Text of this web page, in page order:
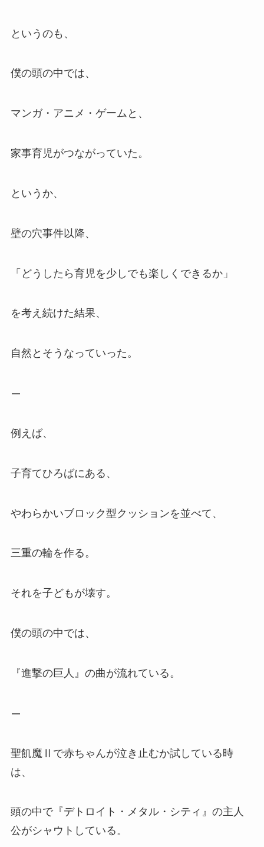
というのも、
僕の頭の中では、
マンガ・アニメ・ゲームと、
家事育児がつながっていた。
というか、
壁の穴事件以降、
「どうしたら育児を少しでも楽しくできるか」
を考え続けた結果、
自然とそうなっていった。
—
例えば、
子育てひろばにある、
やわらかいブロック型クッションを並べて、
三重の輪を作る。
それを子どもが壊す。
僕の頭の中では、
『進撃の巨人』の曲が流れている。
—
聖飢魔Ⅱで赤ちゃんが泣き止むか試している時
は、
頭の中で『デトロイト・メタル・シティ』の主人
公がシャウトしている。